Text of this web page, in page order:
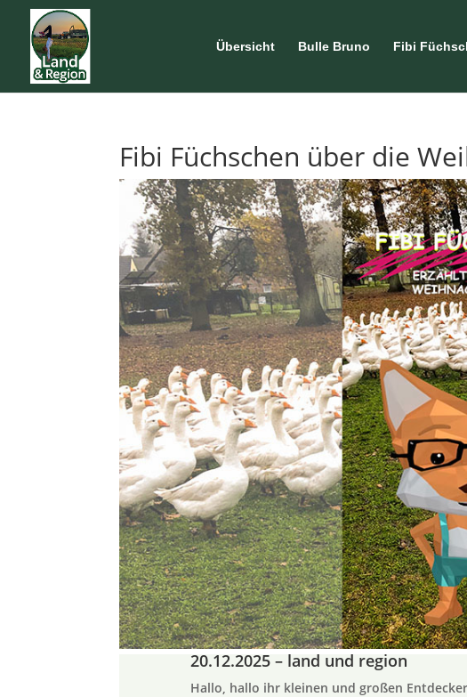
Übersicht Bulle Bruno Fibi
Fibi Füchschen über die
20.12.2025 – land und region
Hallo, hallo ihr kleinen und großen Entdecker,